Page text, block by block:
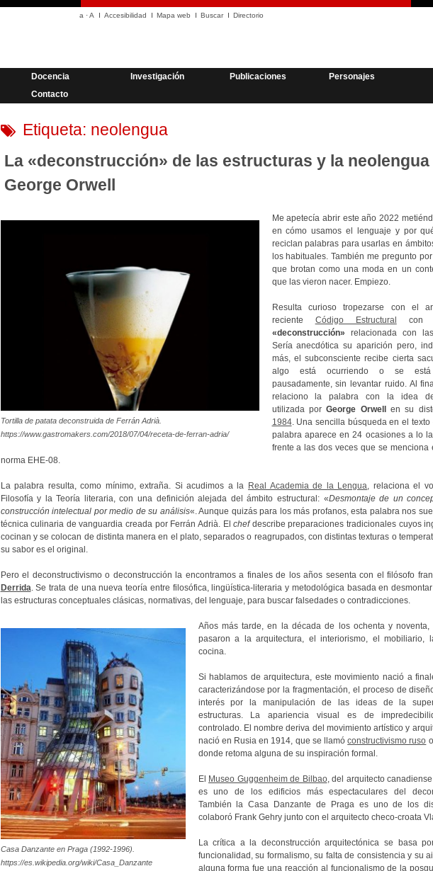
a ·A Accesibilidad Mapa web Buscar Directorio
Docencia Investigación Publicaciones
Personajes
Contacto
Etiqueta: neolengua
La «deconstrucción» de las estructuras y la neolengua
George Orwell
Tortilla de patata deconstruida de Ferrán Adrià.
https://www.gastromakers.com/2018/07/04/receta-de-ferran-adria/
Me apetecía abrir este año 2022
en cómo usamos el lenguaje y por
reciclan palabras para usarlas en
los habituales. También me pregunto
que brotan como una moda en un
que las vieron nacer. Empiezo.
Resulta curioso tropezarse con el
reciente Código Estructural
con
«deconstrucción» relacionada con
Sería anecdótica su aparición pero,
más, el subconsciente recibe cierta
algo está ocurriendo o se está
pausadamente, sin levantar ruido. Al
relaciono la palabra con la idea
utilizada porGeorge Orwell
en su
1984. Una sencilla búsqueda en el
palabra aparece en 24 ocasiones a lo
frente a las dos veces que se menciona
norma EHE-08.
La palabra resulta, como mínimo, extraña. Si acudimos a la Real Academia de la Lengua, relaciona el
Filosofía y la Teoría literaria, con una definición alejada del ámbito estructural: «Desmontaje de un
construcción intelectual por medio de su análisis«. Aunque quizás para los más profanos, esta palabra nos
técnica culinaria de vanguardia creada por Ferrán Adrià. Elchefdescribe preparaciones tradicionales cuyos
cocinan y se colocan de distinta manera en el plato, separados o reagrupados, con distintas texturas o
su sabor es el original.
Pero el deconstructivismo o deconstrucción la encontramos a finales de los años sesenta con el filósofo
Derrida. Se trata de una nueva teoría entre filosófica, lingüística-literaria y metodológica basada en
las estructuras conceptuales clásicas, normativas, del lenguaje, para buscar falsedades o contradicciones.
Casa Danzante en Praga (1992-1996).
https://es.wikipedia.org/wiki/Casa_Danzante
Años más tarde, en la década de los ochenta y noventa,
pasaron a la arquitectura, el interiorismo, el mobiliario,
cocina.
Si hablamos de arquitectura, este movimiento nació a
caracterizándose por la fragmentación, el proceso de
interés por la manipulación de las ideas de la
estructuras. La apariencia visual es de
controlado. El nombre deriva del movimiento artístico y
nació en Rusia en 1914, que se llamóconstructivismo ruso
donde retoma alguna de su inspiración formal.
El Museo Guggenheim de Bilbao, del arquitecto canadiense
es uno de los edificios más espectaculares del
También la Casa Danzante de Praga es uno de los
colaboró Frank Gehry junto con el arquitecto checo-croata
La crítica a la deconstrucción arquitectónica se basa
funcionalidad, su formalismo, su falta de consistencia y su
alguna forma fue una reacción al funcionalismo de la